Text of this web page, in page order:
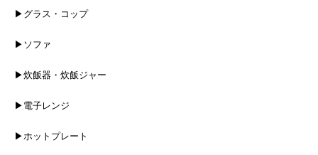
▶グラス・コップ
▶ソファ
▶炊飯器・炊飯ジャー
▶電子レンジ
▶ホットプレート